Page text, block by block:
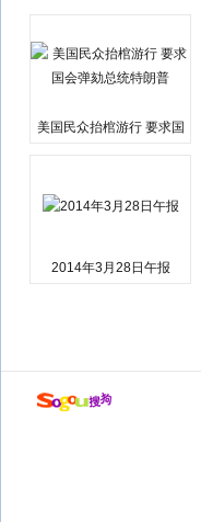
美国民众抬棺游行 要求国
2014年3月28日午报